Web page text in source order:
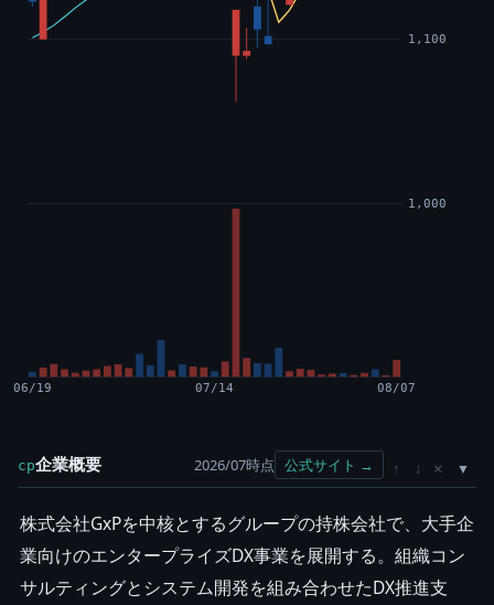
1,000
1,100
06/19 07/14 08/07
cp企業概要 2026/07時点 公式サイト → ↑ ↓ ×
株式会社GxPを中核とするグループの持株会社で、大手企
業向けのエンタープライズDX事業を展開する。組織コン
サルティングとシステム開発を組み合わせたDX推進支